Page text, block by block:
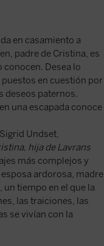
en casamiento a
padre de Cristina, es
Desea lo
puestos en cuestión por
deseos paternos.
una escapada conoce
Undset,
hija de Lavrans
más complejos y
ardorosa, madre
tiempo en el que la
las traiciones, las
se vivían con la